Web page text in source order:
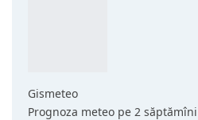
Gismeteo
Prognoza meteo pe 2 săptămîni